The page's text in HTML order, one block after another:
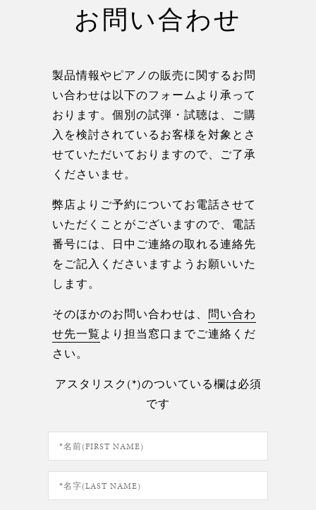
お問い合わせ
製品情報やピアノの販売に関するお問
い合わせは以下のフォームより承って
おります。個別の試弾・試聴は、ご購
入を検討されているお客様を対象とさ
せていただいておりますので、ご了承
くださいませ。
弊店よりご予約についてお電話させて
いただくことがございますので、電話
番号には、日中ご連絡の取れる連絡先
をご記入くださいますようお願いいた
します。
そのほかのお問い合わせは、 問い合わ
せ先一覧より担当窓口までご連絡くだ
さい。
アスタリスク(*)のついている欄は必須
です